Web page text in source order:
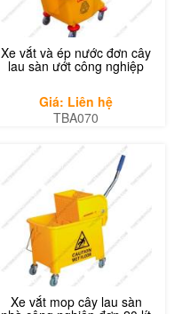
Xe vắt và ép nước đơn cây
lau sàn ướt công nghiệp
Giá: Liên hệ
TBA070
Xe vắt mop cây lau sàn